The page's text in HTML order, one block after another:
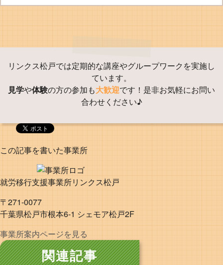
リンクス松戸では定期的な講座やグループワークを実施し
ています。
見学や体験の方の参加も大歓迎です！是非お気軽にお問い
合わせください♪
この記事を書いた事業所
就労移行支援事業所リンクス松戸
〒271-0077
千葉県松戸市根本6-1 シェモア松戸2F
事業所案内ページを見る
関連記事